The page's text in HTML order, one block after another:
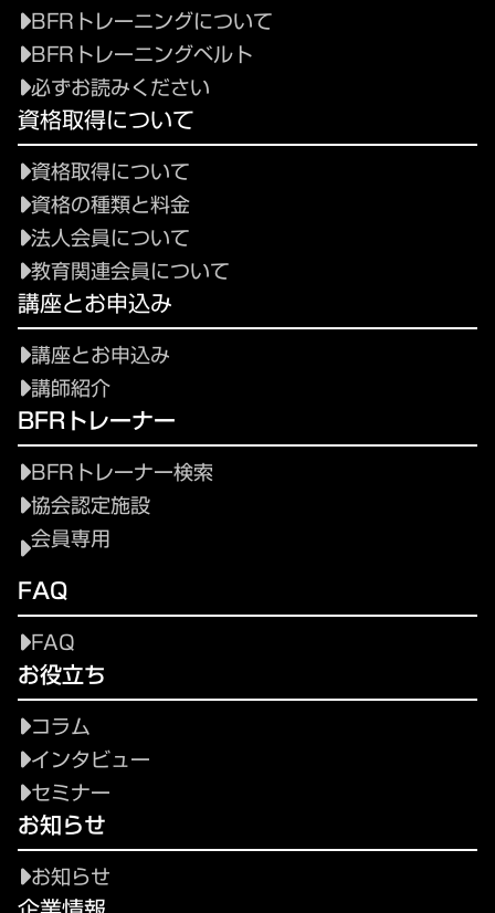
BFRトレーニングについて
BFRトレーニングベルト
必ずお読みください
資格取得について
資格取得について
資格の種類と料金
法人会員について
教育関連会員について
講座とお申込み
講座とお申込み
講師紹介
BFRトレーナー
BFRトレーナー検索
協会認定施設
会員専用
FAQ
FAQ
お役立ち
コラム
インタビュー
セミナー
お知らせ
お知らせ